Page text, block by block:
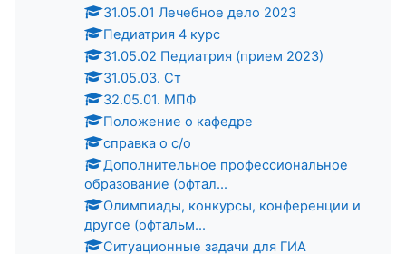
31.05.01 Лечебное дело 2023
Педиатрия 4 курс
31.05.02 Педиатрия (прием 2023)
31.05.03. Ст
32.05.01. МПФ
Положение о кафедре
справка о с/о
Дополнительное профессиональное
образование (офтал...
Олимпиады, конкурсы, конференции и
другое (офтальм...
Ситуационные задачи для ГИА